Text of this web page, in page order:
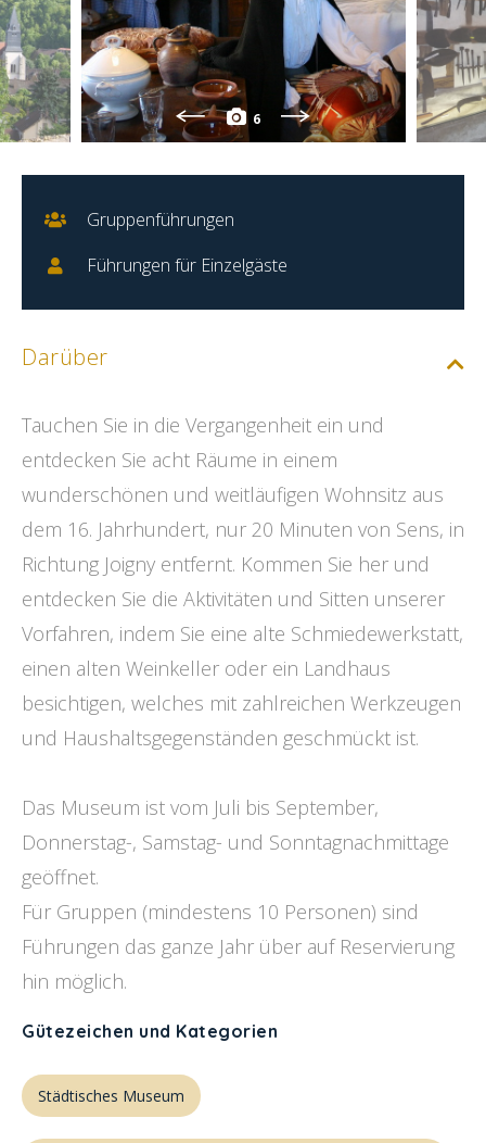
6
Gruppenführungen
Führungen für Einzelgäste
Darüber
Tauchen Sie in die Vergangenheit ein und
entdecken Sie acht Räume in einem
wunderschönen und weitläufigen Wohnsitz aus
dem 16. Jahrhundert, nur 20 Minuten von Sens, in
Richtung Joigny entfernt. Kommen Sie her und
entdecken Sie die Aktivitäten und Sitten unserer
Vorfahren, indem Sie eine alte Schmiedewerkstatt,
einen alten Weinkeller oder ein Landhaus
besichtigen, welches mit zahlreichen Werkzeugen
und Haushaltsgegenständen geschmückt ist.
Das Museum ist vom Juli bis September,
Donnerstag-, Samstag- und Sonntagnachmittage
geöffnet.
Für Gruppen (mindestens 10 Personen) sind
Führungen das ganze Jahr über auf Reservierung
hin möglich.
Gütezeichen und Kategorien
Städtisches Museum